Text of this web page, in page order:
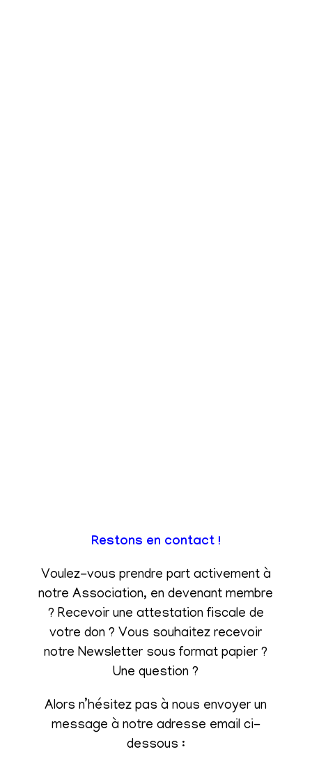
Restons en contact !
Voulez-vous prendre part activement à
notre Association, en devenant membre
? Recevoir une attestation fiscale de
votre don ? Vous souhaitez recevoir
notre Newsletter sous format papier ?
Une question ?
Alors n’hésitez pas à nous envoyer un
message à notre adresse email ci-
dessous :